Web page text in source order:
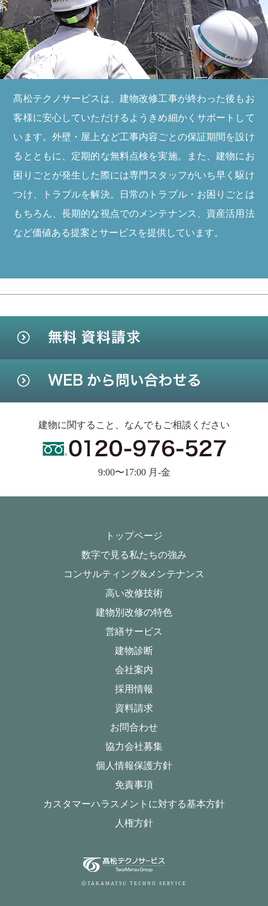
髙松テクノサービスは、建物改修工事が終わった後もお
客様に安心していただけるようきめ細かくサポートして
います。外壁・屋上など工事内容ごとの保証期間を設け
るとともに、定期的な無料点検を実施。また、建物にお
困りごとが発生した際には専門スタッフがいち早く駆け
つけ、トラブルを解決。日常のトラブル・お困りごとは
もちろん、長期的な視点でのメンテナンス、資産活用法
など価値ある提案とサービスを提供しています。
建物に関すること、なんでもご相談ください
9:00〜17:00 月-金
トップページ
数字で見る私たちの強み
コンサルティング&メンテナンス
高い改修技術
建物別改修の特色
営繕サービス
建物診断
会社案内
採用情報
資料請求
お問合わせ
協力会社募集
個人情報保護方針
免責事項
カスタマーハラスメントに対する基本方針
人権方針
ⓒTAKAMATSU TECHNO SERVICE